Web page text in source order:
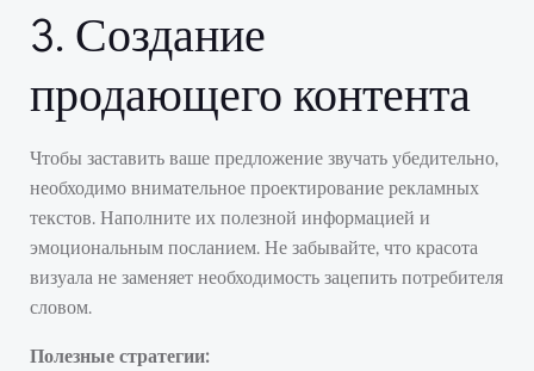
3. Создание
продающего контента
Чтобы заставить ваше предложение звучать убедительно,
необходимо внимательное проектирование рекламных
текстов. Наполните их полезной информацией и
эмоциональным посланием. Не забывайте, что красота
визуала не заменяет необходимость зацепить потребителя
словом.
Полезные стратегии: